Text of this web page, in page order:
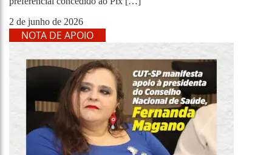
2 de junho de 2026
NOTA DE APOIO